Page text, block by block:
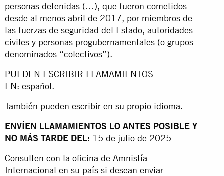
personas detenidas (…), que fueron cometidos
desde al menos abril de 2017, por miembros de
las fuerzas de seguridad del Estado, autoridades
civiles y personas progubernamentales (o grupos
denominados “colectivos”).
PUEDEN ESCRIBIR LLAMAMIENTOS
EN: español.
También pueden escribir en su propio idioma.
ENVÍEN LLAMAMIENTOS LO ANTES POSIBLE Y
NO MÁS TARDE DEL: 15 de julio de 2025
Consulten con la oficina de Amnistía
Internacional en su país si desean enviar